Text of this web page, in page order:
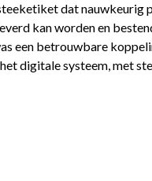
dat nauwkeurig
kan worden en
een betrouwbare
digitale systeem, met